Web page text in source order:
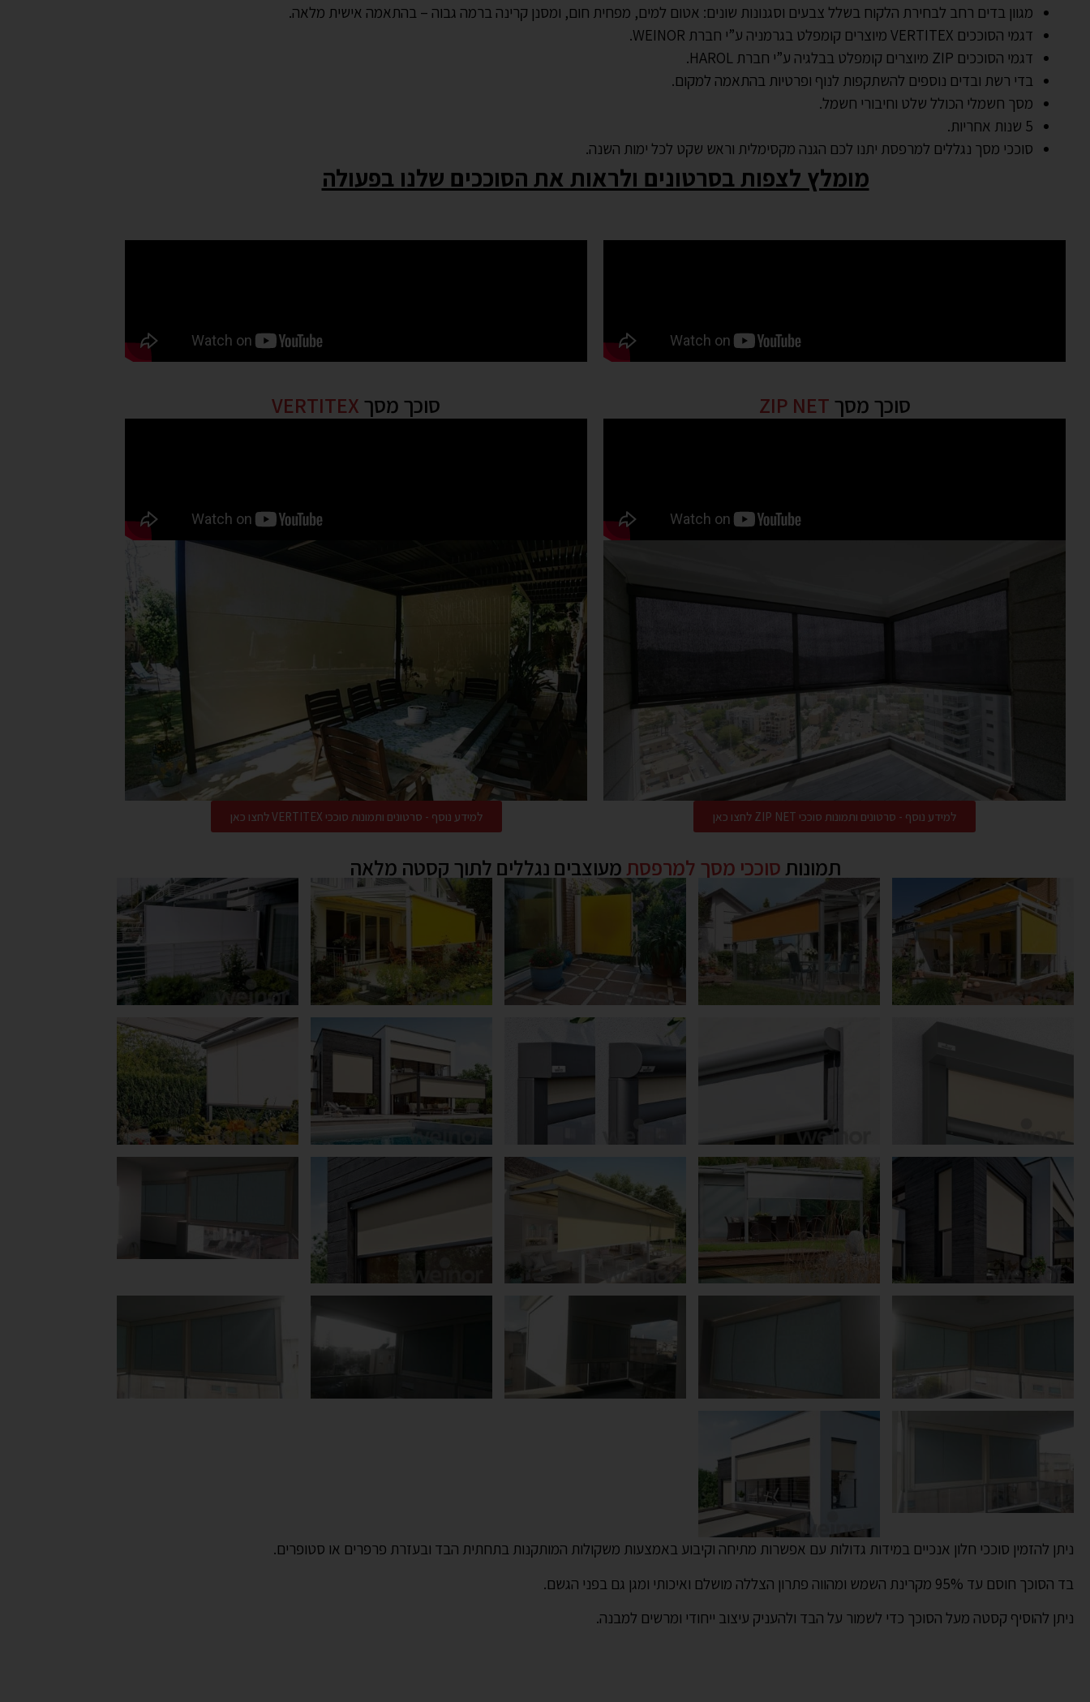
מגוון בדים רחב לבחירת הלקוח בשלל צבעים וסגנונות שונים: אטום למים, מפחית חום, ומסנן קרינה ברמה גבוה – בהתאמה אישית מלאה.
דגמי הסוככים VERTITEX מיוצרים קומפלט בגרמניה ע”י חברת WEINOR.
דגמי הסוככים ZIP מיוצרים קומפלט בבלגיה ע”י חברת HAROL.
בדי רשת ובדים נוספים להשתקפות לנוף ופרטיות בהתאמה למקום.
מסך חשמלי הכולל שלט וחיבורי חשמל.
5 שנות אחריות.
סוככי מסך נגללים למרפסת יתנו לכם הגנה מקסימלית וראש שקט לכל ימות השנה.
מומלץ לצפות בסרטונים ולראות את הסוככים שלנו בפעולה
סוכך מסך ZIP NET
למידע נוסף - סרטונים ותמונות סוככי ZIP NET לחצו כאן
סוכך מסך VERTITEX
למידע נוסף - סרטונים ותמונות סוככי VERTITEX לחצו כאן
תמונות סוככי מסך למרפסת מעוצבים נגללים לתוך קסטה מלאה
ניתן להזמין סוככי חלון אנכיים במידות גדולות עם אפשרות מתיחה וקיבוע באמצעות משקולות המותקנות בתחתית הבד ובעזרת פרפרים או סטופרים.
בד הסוכך חוסם עד 95% מקרינת השמש ומהווה פתרון הצללה מושלם ואיכותי ומגן גם בפני הגשם.
ניתן להוסיף קסטה מעל הסוכך כדי לשמור על הבד ולהעניק עיצוב ייחודי ומרשים למבנה.